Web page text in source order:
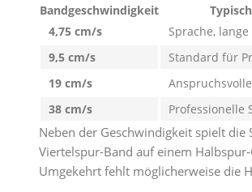
Bandgeschwindigkeit
4,75 cm/s
Sprache,
9,5 cm/s
Standard für
19 cm/s
38 cm/s
Professionelle
Neben der Geschwindigkeit spielt
Viertelspur-Band auf einem
Umgekehrt fehlt möglicherweise die